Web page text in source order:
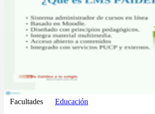
Facultades Educación